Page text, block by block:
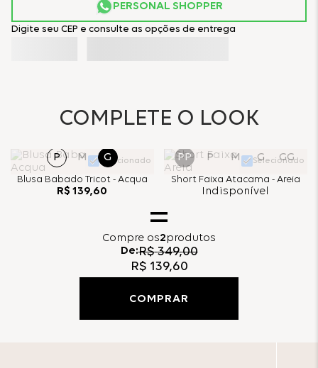
PERSONAL SHOPPER
Digite seu CEP e consulte as opções de entrega
COMPLETE O LOOK
Selecionado
P M G
Blusa Babado Tricot - Acqua
R$ 139,60
Selecionado
PP P M G GG
Short Faixa Atacama - Areia
Indisponível
Compre os2produtos
De:R$ 349,00
R$ 139,60
COMPRAR